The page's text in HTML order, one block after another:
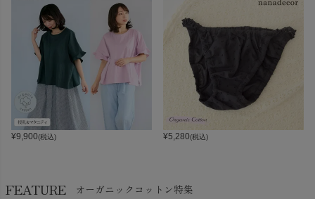
¥9,900(税込) ¥5,280(税込)
FEATURE オーガニックコットン特集